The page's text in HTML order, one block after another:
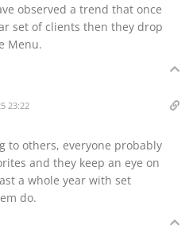
observed a trend that once
set of clients then they drop
Menu.
23:22
to others, everyone probably
and they keep an eye on
a whole year with set
do.